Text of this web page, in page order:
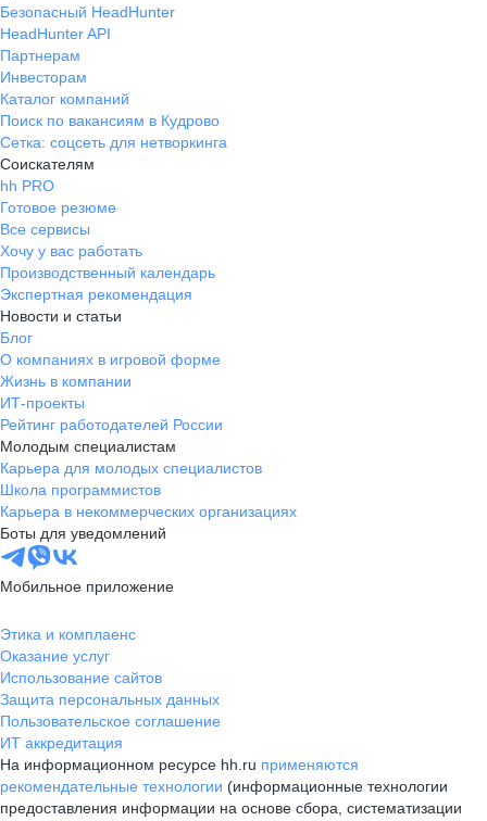
Безопасный HeadHunter
HeadHunter API
Партнерам
Инвесторам
Каталог компаний
Поиск по вакансиям в Кудрово
Сетка: соцсеть для нетворкинга
Соискателям
hh PRO
Готовое резюме
Все сервисы
Хочу у вас работать
Производственный календарь
Экспертная рекомендация
Новости и статьи
Блог
О компаниях в игровой форме
Жизнь в компании
ИТ-проекты
Рейтинг работодателей России
Молодым специалистам
Карьера для молодых специалистов
Школа программистов
Карьера в некоммерческих организациях
Боты для уведомлений
Мобильное приложение
Этика и комплаенс
Оказание услуг
Использование сайтов
Защита персональных данных
Пользовательское соглашение
ИТ аккредитация
На информационном ресурсе hh.ru применяются
рекомендательные технологии (информационные технологии
предоставления информации на основе сбора, систематизации